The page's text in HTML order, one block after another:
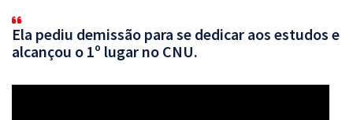
Ela pediu demissão para se dedicar aos estudos e
alcançou o 1º lugar no CNU.